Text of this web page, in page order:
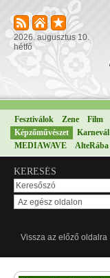
2026. augusztus 10.
hétfő
Fesztiválok Zene Film
Képzőművészet
Karnevál
MEDIAWAVE
AlteRába
KERESÉS
Vissza az előző oldalra